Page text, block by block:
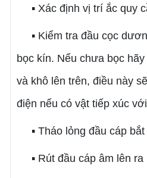
▪ Xác định vị trí ắc quy
▪ Kiểm tra đầu cọc
bọc kín. Nếu chưa bọc
và khô lên trên, điều này
điện nếu có vật tiếp xúc
▪ Tháo lỏng đầu cáp
▪ Rút đầu cáp âm lên